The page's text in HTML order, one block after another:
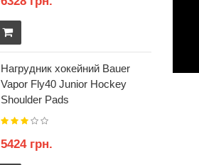
Нагрудник хокейний Bauer
Vapor Fly40 Junior Hockey
Shoulder Pads
5424 грн.